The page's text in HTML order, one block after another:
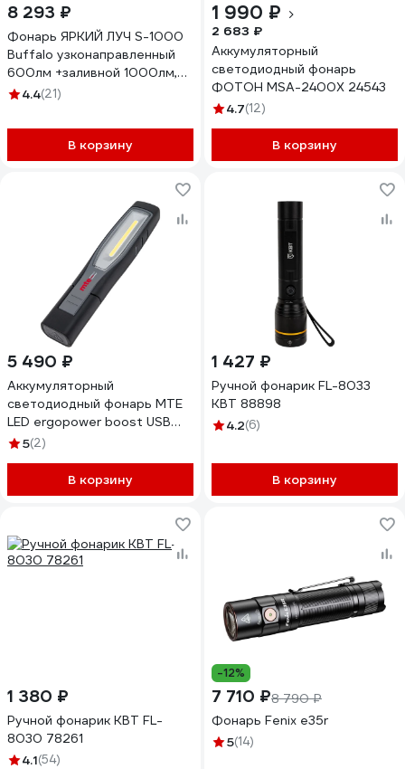
8 293 ₽
Фонарь ЯРКИЙ ЛУЧ S-1000
Buffalo узконаправленный
600лм +заливной 1000лм,
powerbank, аккумулятор Li-
4606400004004
4.4(21)
В корзину
1 990 ₽
2 683 ₽
Аккумуляторный
светодиодный фонарь
ФОТОН MSA-2400X 24543
4.7(12)
В корзину
5 490 ₽
Аккумуляторный
светодиодный фонарь MTE
LED ergopower boost USB
2827940455
5(2)
В корзину
1 427 ₽
Ручной фонарик FL-8033
КВТ 88898
4.2(6)
В корзину
1 380 ₽
Ручной фонарик КВТ FL-
8030 78261
4.1(54)
-12%
7 710 ₽8 790 ₽
Фонарь Fenix e35r
5(14)